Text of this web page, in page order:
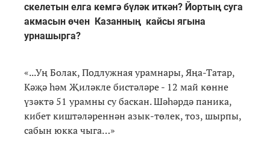
скелетын елга кемгә бүләк иткән? Йортың суга
акмасын өчен Казанның кайсы ягына
урнашырга?
«...Уң Болак, Подлужная урамнары, Яңа-Татар,
Кәҗә һәм Җиләкле бистәләре - 12 май көнне
үзәктә 51 урамны су баскан. Шәһәрдә паника,
кибет киштәләреннән азык-төлек, тоз, шырпы,
сабын юкка чыга…»